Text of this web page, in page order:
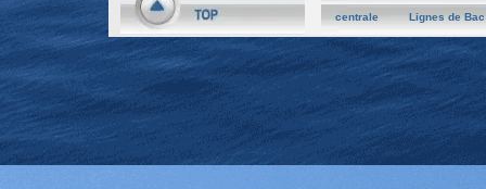
centrale Lignes de Bac